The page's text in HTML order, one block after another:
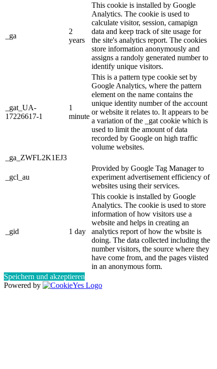
_ga
2
years
This cookie is installed by Google
Analytics. The cookie is used to
calculate visitor, session, camapign
data and keep track of site usage for
the site's analytics report. The cookies
store information anonymously and
assigns a randoly generated number to
identify unique visitors.
_gat_UA-
17226617-1
1
minute
This is a pattern type cookie set by
Google Analytics, where the pattern
element on the name contains the
unique identity number of the account
or website it relates to. It appears to be
a variation of the _gat cookie which is
used to limit the amount of data
recorded by Google on high traffic
volume websites.
_ga_ZWFL2K1EJ3
_gcl_au
Provided by Google Tag Manager to
experiment advertisement efficiency of
websites using their services.
_gid 1 day
This cookie is installed by Google
Analytics. The cookie is used to store
information of how visitors use a
website and helps in creating an
analytics report of how the wbsite is
doing. The data collected including the
number visitors, the source where they
have come from, and the pages viisted
in an anonymous form.
Speichern und akzeptieren
Powered by